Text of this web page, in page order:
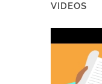
VIDEOS